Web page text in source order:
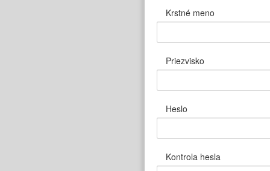
Krstné meno
Priezvisko
Heslo
Kontrola hesla